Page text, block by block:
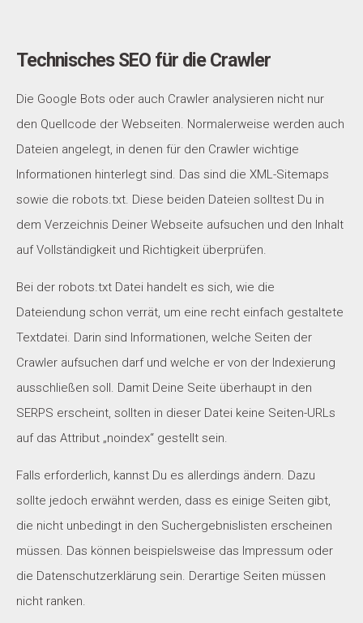
Technisches SEO für die Crawler
Die Google Bots oder auch Crawler analysieren nicht nur
den Quellcode der Webseiten. Normalerweise werden auch
Dateien angelegt, in denen für den Crawler wichtige
Informationen hinterlegt sind. Das sind die XML-Sitemaps
sowie die robots.txt. Diese beiden Dateien solltest Du in
dem Verzeichnis Deiner Webseite aufsuchen und den Inhalt
auf Vollständigkeit und Richtigkeit überprüfen.
Bei der robots.txt Datei handelt es sich, wie die
Dateiendung schon verrät, um eine recht einfach gestaltete
Textdatei. Darin sind Informationen, welche Seiten der
Crawler aufsuchen darf und welche er von der Indexierung
ausschließen soll. Damit Deine Seite überhaupt in den
SERPS erscheint, sollten in dieser Datei keine Seiten-URLs
auf das Attribut „noindex“ gestellt sein.
Falls erforderlich, kannst Du es allerdings ändern. Dazu
sollte jedoch erwähnt werden, dass es einige Seiten gibt,
die nicht unbedingt in den Suchergebnislisten erscheinen
müssen. Das können beispielsweise das Impressum oder
die Datenschutzerklärung sein. Derartige Seiten müssen
nicht ranken.